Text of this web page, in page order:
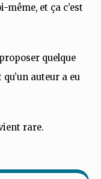
et ça c’est
quelque
auteur a eu
rare.